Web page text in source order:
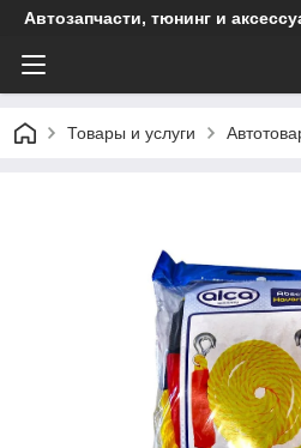
Автозапчасти, тюнинг и
Товары и услуги